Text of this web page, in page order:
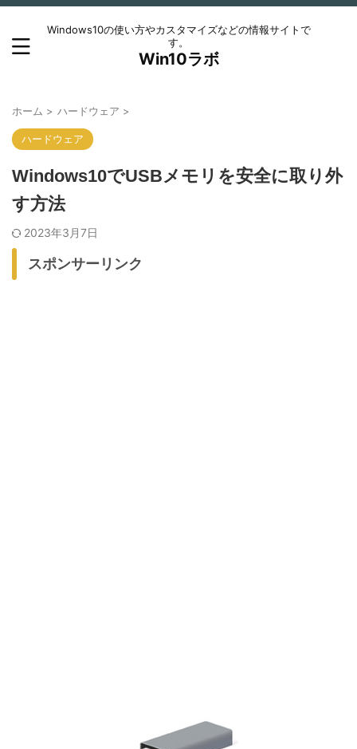
Windows10の使い方やカスタマイズなどの情報サイトで
す。
Win10ラボ
ホーム > ハードウェア >
ハードウェア
Windows10でUSBメモリを安全に取り外
す方法
2023年3月7日
スポンサーリンク